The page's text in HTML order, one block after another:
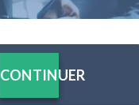
CONTINUER